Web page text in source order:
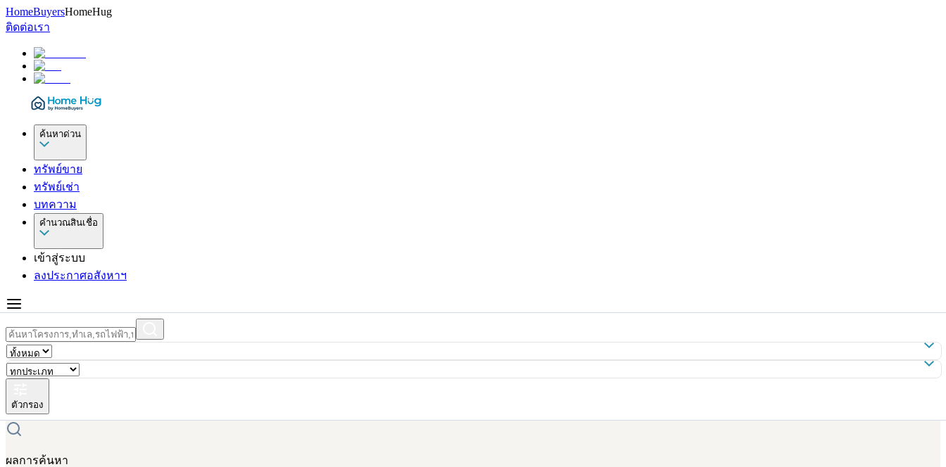
HomeBuyersHomeHug
ติดต่อเรา
ค้นหาด่วน
ทรัพย์ขาย
ทรัพย์เช่า
บทความ
คำนวณสินเชื่อ
เข้าสู่ระบบ
ลงประกาศอสังหาฯ
ตัวกรอง
ผลการค้นหา